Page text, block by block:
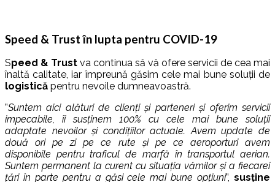
Speed & Trust în lupta pentru COVID-19
Speed & Trust va continua să vă ofere servicii de cea mai
înaltă calitate, iar împreună găsim cele mai bune soluții de
logistică pentru nevoile dumneavoastră.
”Suntem aici alături de clienți și parteneri și oferim servicii
impecabile, îi susținem 100% cu cele mai bune soluții
adaptate nevoilor și condițiilor actuale. Avem update de
două ori pe zi pe ce rute și pe ce aeroporturi avem
disponibile pentru traficul de marfă în transportul aerian.
Suntem permanent la curent cu situația vămilor și a fiecarei
țări în parte pentru a găsi cele mai bune opțiuni”,susține